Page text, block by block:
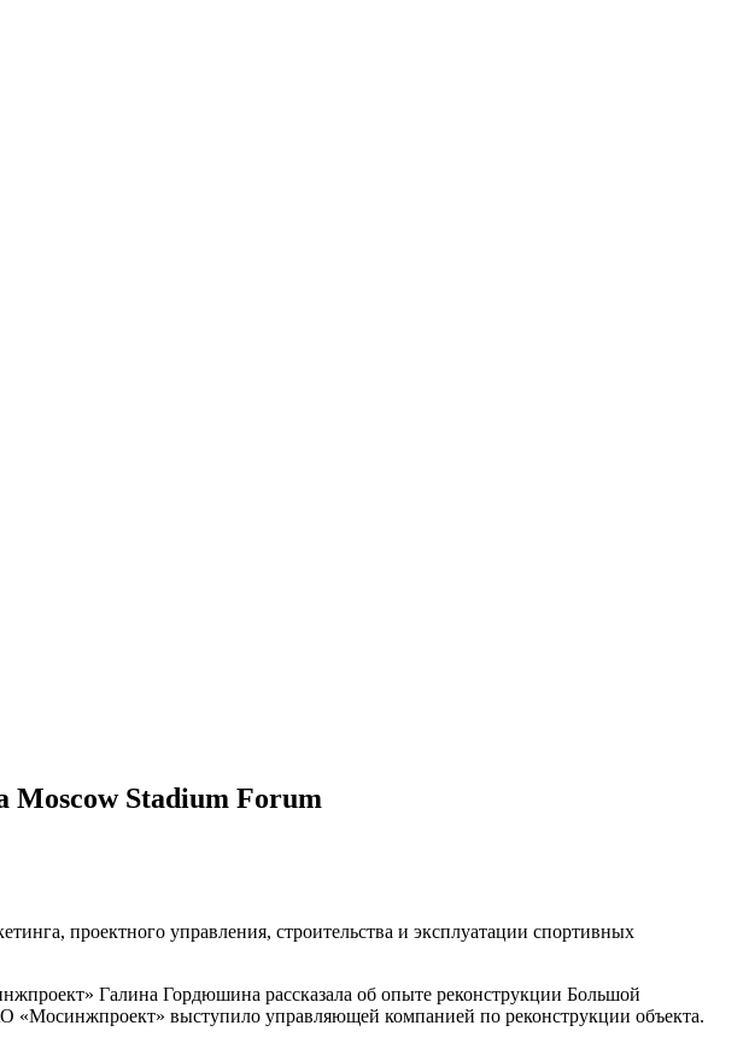
Stadium Forum
проектного управления, строительства и эксплуатации спортивных
Галина Гордюшина рассказала об опыте реконструкции Большой
выступило управляющей компанией по реконструкции объекта.